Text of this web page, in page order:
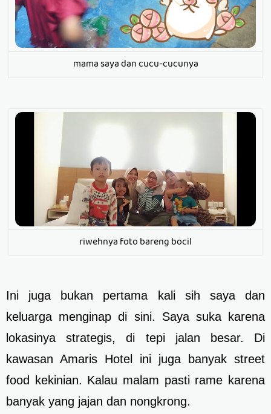
mama saya dan cucu-cucunya
riwehnya foto bareng bocil
Ini juga bukan pertama kali sih saya dan
keluarga menginap di sini. Saya suka karena
lokasinya strategis, di tepi jalan besar. Di
kawasan Amaris Hotel ini juga banyak street
food kekinian. Kalau malam pasti rame karena
banyak yang jajan dan nongkrong.